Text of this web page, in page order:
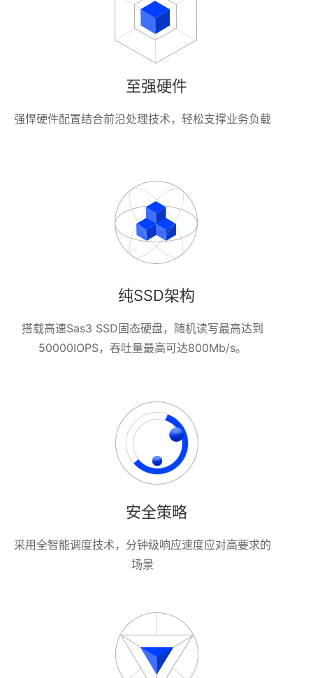
至强硬件
强悍硬件配置结合前沿处理技术，轻松支撑业务负载
纯SSD架构
搭载高速Sas3 SSD固态硬盘，随机读写最高达到
50000IOPS，吞吐量最高可达800Mb/s。
安全策略
采用全智能调度技术，分钟级响应速度应对高要求的
场景